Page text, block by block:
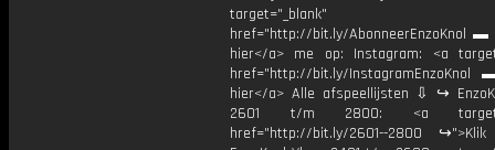
target="_blank"
href="http://bit.ly/AbonneerEnzoKnol ▬
hier</a> me op: Instagram: <a
href="http://bit.ly/InstagramEnzoKnol
hier</a> Alle afspeellijsten ⇩ ↪
2601 t/m 2800: <a
href="http://bit.ly/2601--2800